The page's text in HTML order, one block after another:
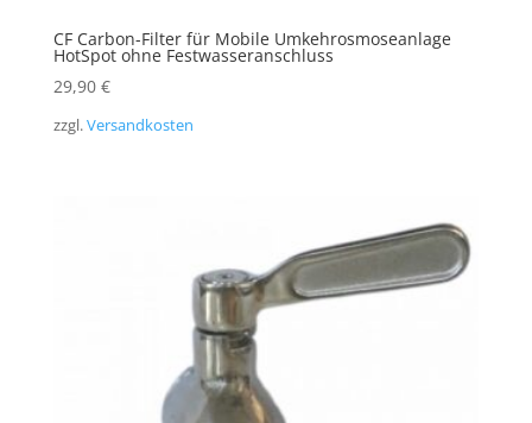
CF Carbon-Filter für Mobile Umkehrosmoseanlage
HotSpot ohne Festwasseranschluss
29,90 €
zzgl.Versandkosten